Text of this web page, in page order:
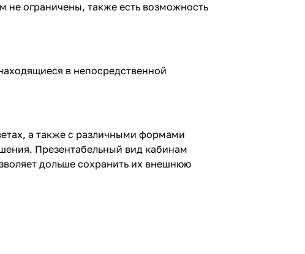
ограничены, также есть возможность
в непосредственной
а также с различными формами
Презентабельный вид кабинам
дольше сохранить их внешнюю